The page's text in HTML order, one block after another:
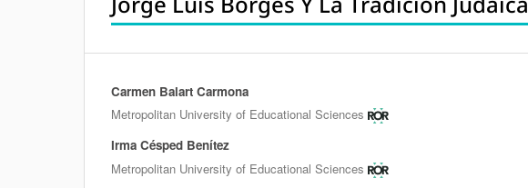
Authors
Carmen Balart Carmona
Metropolitan University of Educational Sciences
Irma Césped Benítez
Metropolitan University of Educational Sciences